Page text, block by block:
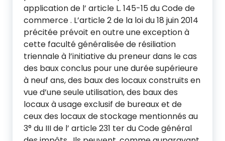
application de l’ article L. 145-15 du Code de
commerce . L’article 2 de la loi du 18 juin 2014
précitée prévoit en outre une exception à
cette faculté généralisée de résiliation
triennale à l’initiative du preneur dans le cas
des baux conclus pour une durée supérieure
à neuf ans, des baux des locaux construits en
vue d’une seule utilisation, des baux des
locaux à usage exclusif de bureaux et de
ceux des locaux de stockage mentionnés au
3° du III de l’ article 231 ter du Code général